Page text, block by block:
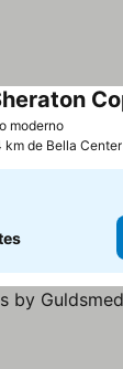
moderno
km de Bella Center